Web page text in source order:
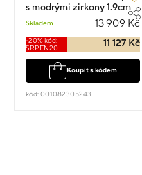
s modrými zirkony 1.9cm
Skladem 13 909 Kč
-20% kód:
SRPEN20
11 127 Kč
Koupit s kódem
kód: 001082305243